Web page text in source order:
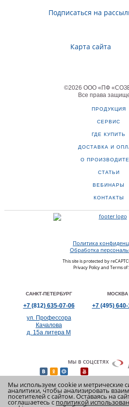
Подписаться на
Карта сайта
©2026 ООО «ПФ
Все права
ПРОДУКЦИЯ
СЕРВИС
ГДЕ КУПИТЬ
ДОСТАВКА И
О
СТАТЬИ
ВЕБИНАРЫ
КОНТАКТЫ
Политика
Обработка
This site is protected by
Privacy Policyand Terms of
САНКТ-ПЕТЕРБУРГ
+7 (812)635-07-06
ул. Профессора
Качалова
д. 15а литера М
МОСКВА
+7 (495)640-
МЫ В СОЦСЕТЯХ
Мы используем cookie и метрические
аналитики, чтобы анализировать
посетителей с сайтом. Оставаясь на
соглашаетесь с политикой